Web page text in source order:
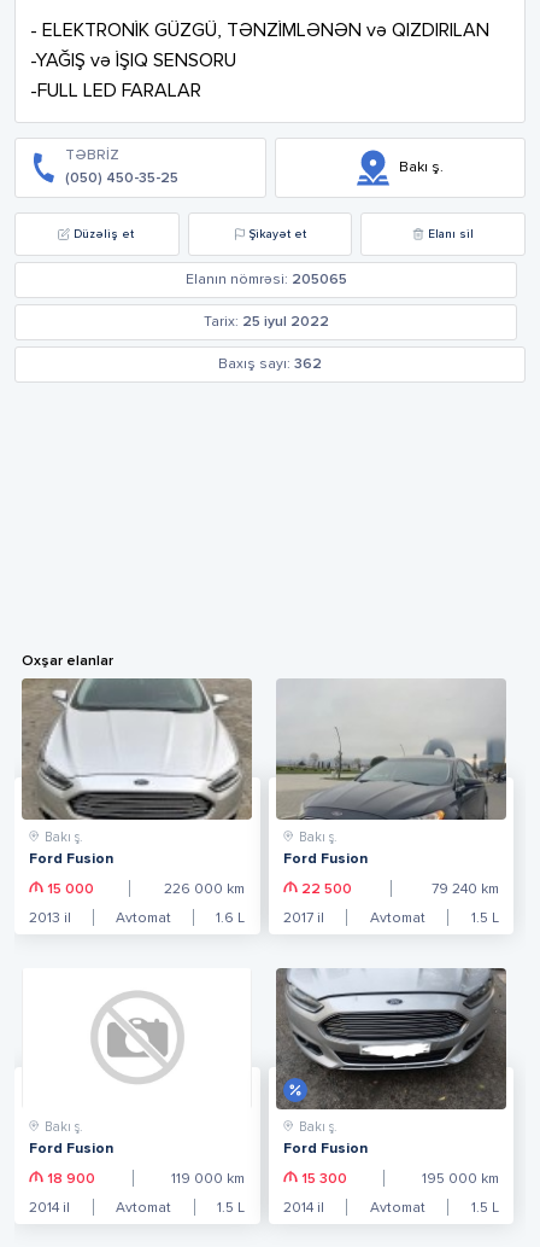
- ELEKTRONİK GÜZGÜ, TƏNZİMLƏNƏN və QIZDIRILAN
-YAĞIŞ və İŞIQ SENSORU
-FULL LED FARALAR
TƏBRİZ
(050) 450-35-25
Bakı ş.
Düzəliş et Şikayət et Elanı sil
Elanın nömrəsi: 205065
Tarix: 25 iyul 2022
Baxış sayı: 362
Oxşar elanlar
Bakı ş.
Ford Fusion
15 000 226 000 km
2013 il Avtomat 1.6 L
Bakı ş.
Ford Fusion
22 500 79 240 km
2017il Avtomat 1.5 L
Bakı ş.
Ford Fusion
18 900 119 000 km
2014 il Avtomat 1.5 L
Bakı ş.
Ford Fusion
15 300 195 000 km
2014il Avtomat 1.5 L